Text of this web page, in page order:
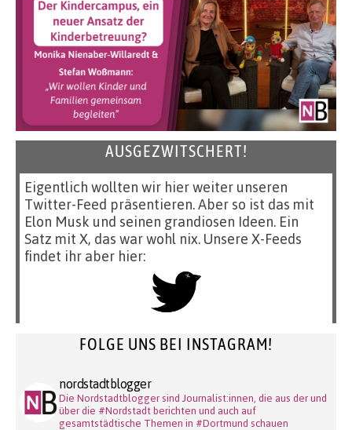
AUSGEZWITSCHERT!
Eigentlich wollten wir hier weiter unseren
Twitter-Feed präsentieren. Aber so ist das mit
Elon Musk und seinen grandiosen Ideen. Ein
Satz mit X, das war wohl nix. Unsere X-Feeds
findet ihr aber hier:
FOLGE UNS BEI INSTAGRAM!
nordstadtblogger
Die Nordstadtblogger sind Journalist:innen, die aus der und
über die #Nordstadt berichten und auch auf
gesamtstädtische Themen in #Dortmund schauen